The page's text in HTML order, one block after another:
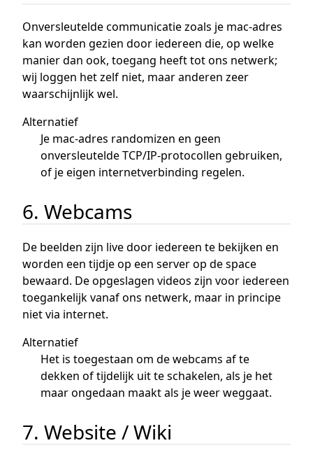
Onversleutelde communicatie zoals je mac-adres
kan worden gezien door iedereen die, op welke
manier dan ook, toegang heeft tot ons netwerk;
wij loggen het zelf niet, maar anderen zeer
waarschijnlijk wel.
Alternatief
Je mac-adres randomizen en geen
onversleutelde TCP/IP-protocollen gebruiken,
of je eigen internetverbinding regelen.
6. Webcams
De beelden zijn live door iedereen te bekijken en
worden een tijdje op een server op de space
bewaard. De opgeslagen videos zijn voor iedereen
toegankelijk vanaf ons netwerk, maar in principe
niet via internet.
Alternatief
Het is toegestaan om de webcams af te
dekken of tijdelijk uit te schakelen, als je het
maar ongedaan maakt als je weer weggaat.
7. Website / Wiki